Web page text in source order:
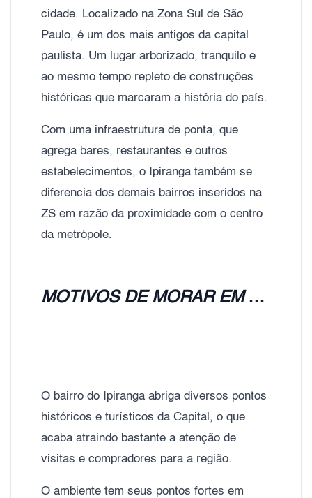
cidade. Localizado na Zona Sul de São
Paulo, é um dos mais antigos da capital
paulista. Um lugar arborizado, tranquilo e
ao mesmo tempo repleto de construções
históricas que marcaram a história do país.
Com uma infraestrutura de ponta, que
agrega bares, restaurantes e outros
estabelecimentos, o Ipiranga também se
diferencia dos demais bairros inseridos na
ZS em razão da proximidade com o centro
da metrópole.
MOTIVOS DE MORAR EM APARTAMENTOS NO IPIRANGA:
O bairro do Ipiranga abriga diversos pontos
históricos e turísticos da Capital, o que
acaba atraindo bastante a atenção de
visitas e compradores para a região.
O ambiente tem seus pontos fortes em